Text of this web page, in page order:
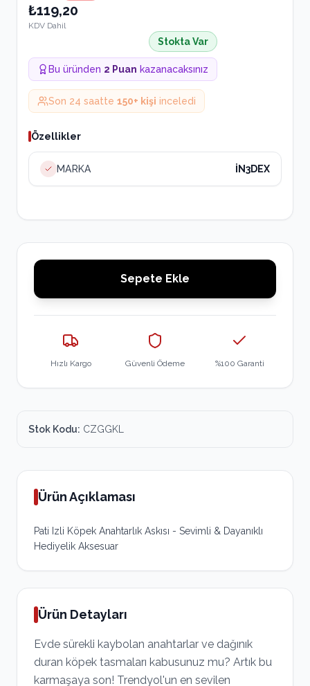
₺119,20
KDV Dahil
Stokta Var
Bu üründen 2 Puan kazanacaksınız
Son 24 saatte 150+ kişi inceledi
Özellikler
MARKA İN3DEX
Sepete Ekle
Hızlı Kargo Güvenli Ödeme %100 Garanti
Stok Kodu: CZGGKL
Ürün Açıklaması
Pati Izli Köpek Anahtarlık Askısı - Sevimli & Dayanıklı
Hediyelik Aksesuar
Ürün Detayları
Evde sürekli kaybolan anahtarlar ve dağınık
duran köpek tasmaları kabusunuz mu? Artık bu
karmaşaya son! Trendyol'un en sevilen